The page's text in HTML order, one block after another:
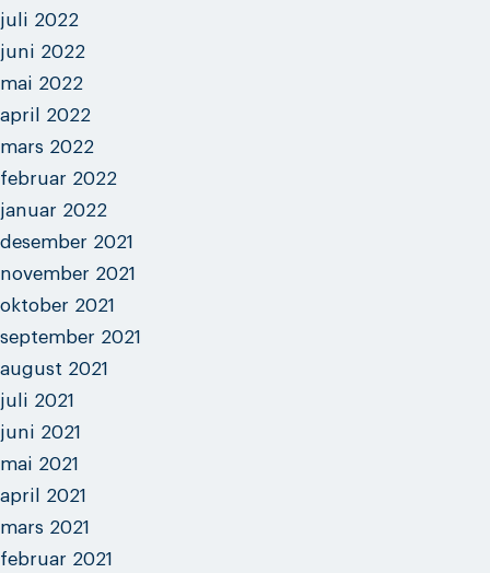
juli 2022
juni 2022
mai 2022
april 2022
mars 2022
februar 2022
januar 2022
desember 2021
november 2021
oktober 2021
september 2021
august 2021
juli 2021
juni 2021
mai 2021
april 2021
mars 2021
februar 2021